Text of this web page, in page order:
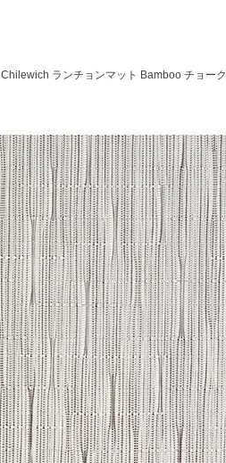
Chilewich ランチョンマット Bamboo チョーク